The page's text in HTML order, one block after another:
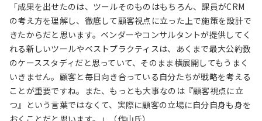
「成果を出せたのは、ツールそのものはもちろん、課員がCRM
の考え方を理解し、徹底して顧客視点に立った上で施策を設計で
きたからだと思います。ベンダーやコンサルタントが提供してく
れる新しいツールやベストプラクティスは、あくまで最大公約数
のケーススタディだと思っていて、そのまま横展開してもうまく
いきません。顧客と毎日向き合っている自分たちが戦略を考える
ことが重要ですね。また、もっとも大事なのは『顧客視点に立
つ』という言葉ではなくて、実際に顧客の立場に自分自身も身を
おくことだと思います。」（作山氏）